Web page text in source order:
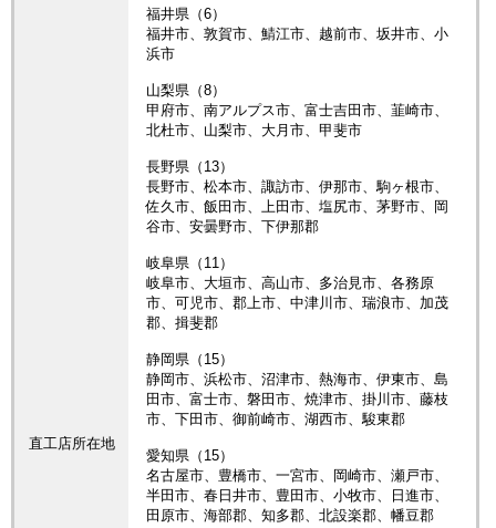
直工店所在地
福井県（6）
福井市、敦賀市、鯖江市、越前市、坂井市、小
浜市
山梨県（8）
甲府市、南アルプス市、富士吉田市、韮崎市、
北杜市、山梨市、大月市、甲斐市
長野県（13）
長野市、松本市、諏訪市、伊那市、駒ヶ根市、
佐久市、飯田市、上田市、塩尻市、茅野市、岡
谷市、安曇野市、下伊那郡
岐阜県（11）
岐阜市、大垣市、高山市、多治見市、各務原
市、可児市、郡上市、中津川市、瑞浪市、加茂
郡、揖斐郡
静岡県（15）
静岡市、浜松市、沼津市、熱海市、伊東市、島
田市、富士市、磐田市、焼津市、掛川市、藤枝
市、下田市、御前崎市、湖西市、駿東郡
愛知県（15）
名古屋市、豊橋市、一宮市、岡崎市、瀬戸市、
半田市、春日井市、豊田市、小牧市、日進市、
田原市、海部郡、知多郡、北設楽郡、幡豆郡